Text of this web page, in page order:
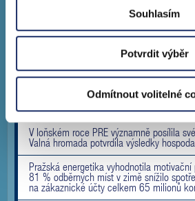
Souhlasím
Potvrdit výběr
Odmítnout volitelné
Pražská energetika připravila kampaň z
odpovědnosti, vyzdvihuje pomoc klientům
Pražská energetika od září zlevní cenu za
domácnosti o 20 % a plynu o 30 %
Pražská energetika zprovoznila
elektromobily ve Vršovicích, současně
PREpoint
V loňském roce PRE významně posílila
Valná hromada potvrdila výsledky
Pražská energetika vyhodnotila
81 % odběrných míst v zimě snížilo
na zákaznické účty celkem 65 milionů